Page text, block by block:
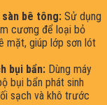
sàn bê tông: Sử dụng
cương để loại bỏ
mặt, giúp lớp sơn lót
bụi bẩn: Dùng máy
bụi bẩn phát sinh
sạch và khô trước